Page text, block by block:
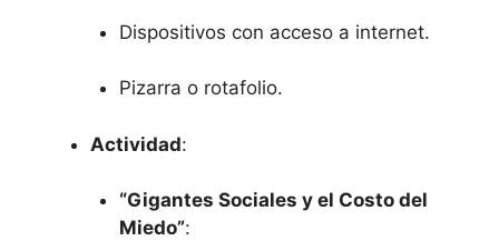
Dispositivos con acceso a internet.
Pizarra o rotafolio.
Actividad:
“Gigantes Sociales y el Costo del
Miedo”: